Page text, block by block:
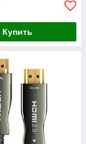
Купить